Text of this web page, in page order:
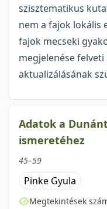
szisztematikus
nem a fajok lokális
fajok mecseki
megjelenése
aktualizálásának
Adatok a
ismeretéhez
45–59
Pinke Gyula
Megtekintések